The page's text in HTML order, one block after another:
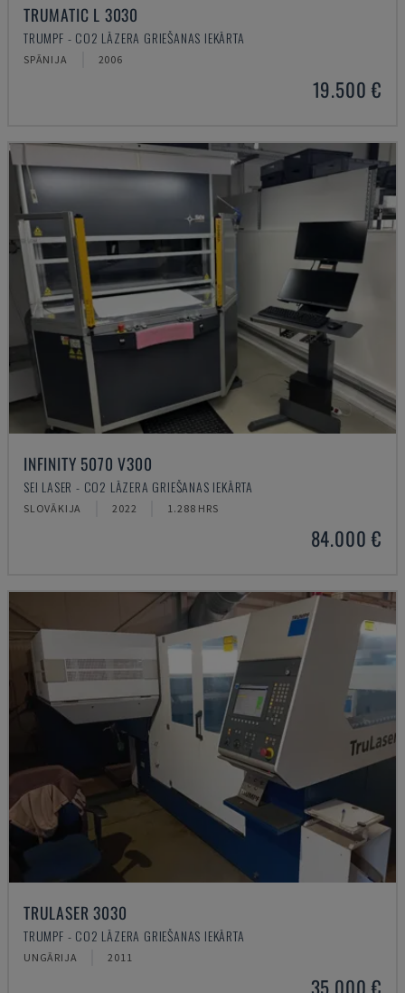
TRUMATIC L 3030
TRUMPF - CO2 LĀZERA GRIEŠANAS IEKĀRTA
SPĀNIJA 2006
19.500 €
INFINITY 5070 V300
SEI LASER - CO2 LĀZERA GRIEŠANAS IEKĀRTA
SLOVĀKIJA 2022 1.288 HRS
84.000 €
TRULASER 3030
TRUMPF - CO2 LĀZERA GRIEŠANAS IEKĀRTA
UNGĀRIJA 2011
35.000 €